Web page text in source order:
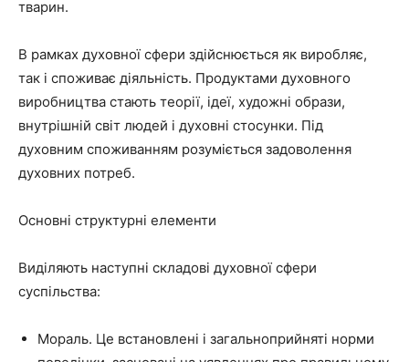
тварин.
В рамках духовної сфери здійснюється як виробляє,
так і споживає діяльність. Продуктами духовного
виробництва стають теорії, ідеї, художні образи,
внутрішній світ людей і духовні стосунки. Під
духовним споживанням розуміється задоволення
духовних потреб.
Основні структурні елементи
Виділяють наступні складові духовної сфери
суспільства:
Мораль. Це встановлені і загальноприйняті норми